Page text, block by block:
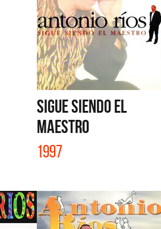
SIGUE SIENDO EL
MAESTRO
1997